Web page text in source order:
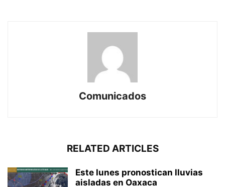
Comunicados
RELATED ARTICLES
Este lunes pronostican lluvias
aisladas en Oaxaca